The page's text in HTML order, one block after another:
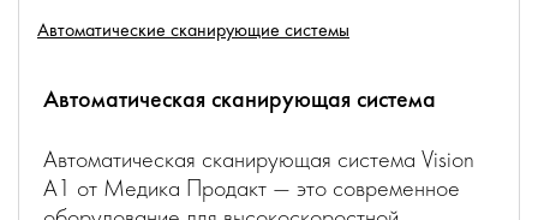
Автоматические сканирующие системы
Автоматическая сканирующая система
Автоматическая сканирующая система Vision
A1 от Медика Продакт — это современное